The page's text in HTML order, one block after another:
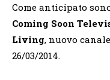
Come anticipato
Coming Soon
Living, nuovo
26/03/2014.